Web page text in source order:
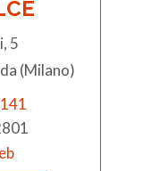
5
(Milano)